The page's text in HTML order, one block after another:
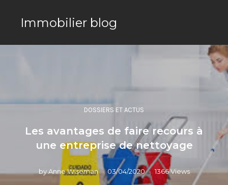
Immobilier blog
DOSSIERS ET ACTUS
Les avantages de faire recours à
une entreprise de nettoyage
by Anne Wiseman 03/04/2020 1366 Views